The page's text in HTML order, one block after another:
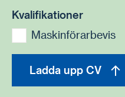
Kvalifikationer
Maskinförarbevis
Ladda upp CV